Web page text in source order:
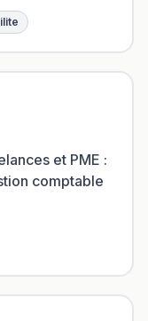
et PME :
comptable